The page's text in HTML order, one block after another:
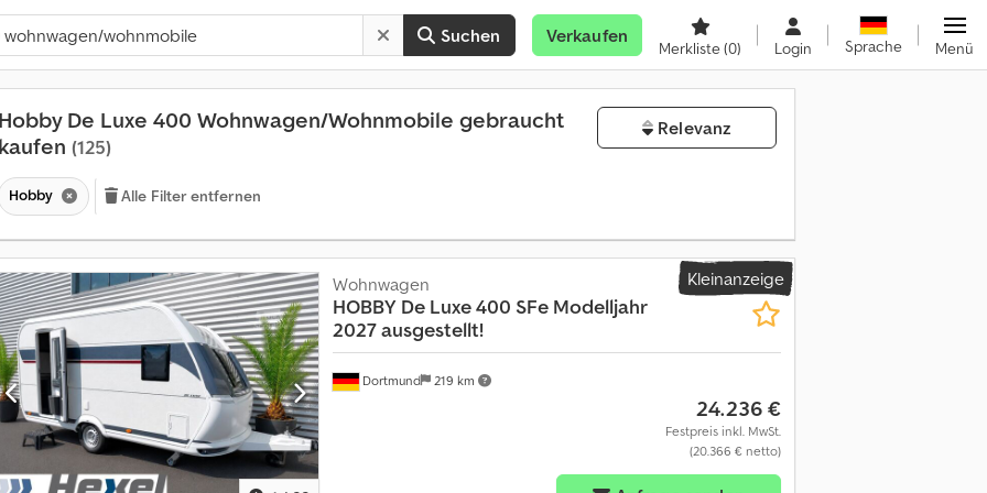
Suchen Verkaufen
Merkliste(0) Login Sprache Menü
Hobby De Luxe 400 Wohnwagen/Wohnmobile gebraucht
kaufen (125)
Relevanz
Hobby Alle Filter entfernen
Kleinanzeige
Dortmund 219 km
Wohnwagen
HOBBY De Luxe 400 SFe Modelljahr
2027 ausgestellt!
24.236 €
Festpreis inkl. MwSt.
(20.366 € netto)